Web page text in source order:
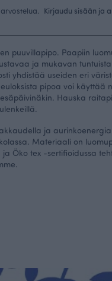
Kirjaudu sisään ja
puuvillapipo. Paapiin
ja mukavan
yhdistää useiden eri
pipoa voi käyttää
Hauska
ja
Materiaali on
Öko tex -sertifioidussa
.